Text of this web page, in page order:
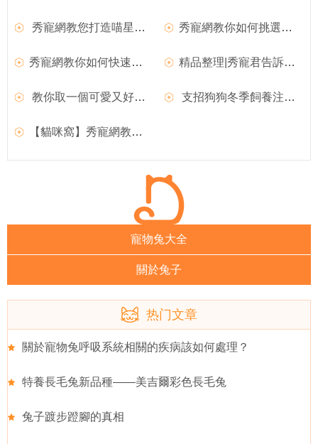
秀寵網教您打造喵星人專屬的窩 秀寵網教你如何挑選德國牧羊犬幼犬？
秀寵網教你如何快速辨別狗狗發燒 精品整理|秀寵君告訴你如何養好金毛尋回犬幼犬
教你取一個可愛又好聽的的狗狗名字 支招狗狗冬季飼養注意事項
【貓咪窩】秀寵網教您打造喵星人專屬的窩
寵物兔大全
關於兔子
热门文章
關於寵物兔呼吸系統相關的疾病該如何處理？
特養長毛兔新品種——美吉爾彩色長毛兔
兔子踱步蹬腳的真相